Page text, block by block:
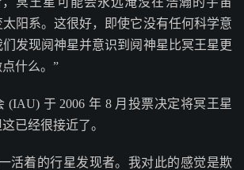
阳系。这很好，即使它没有任何科学意
发现阋神星并意识到阋神星比冥王星更
什么。”
(IAU) 于 2006 年 8 月投票决定将冥王星
已经很接近了。
活着的行星发现者。我对此的感觉是欺